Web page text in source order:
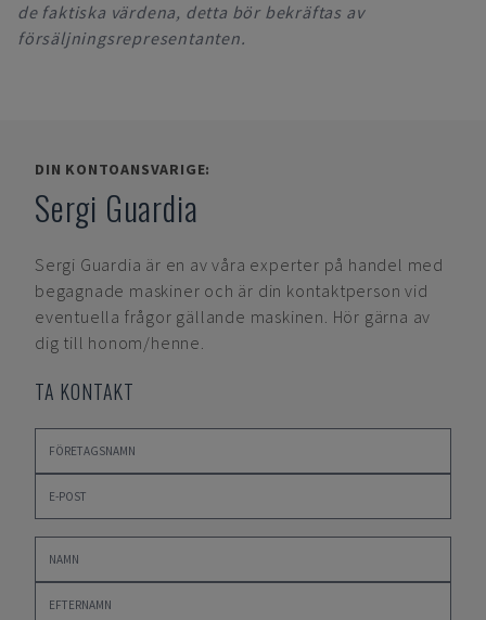
de faktiska värdena, detta bör bekräftas av
försäljningsrepresentanten.
DIN KONTOANSVARIGE:
Sergi Guardia
Sergi Guardia är en av våra experter på handel med
begagnade maskiner och är din kontaktperson vid
eventuella frågor gällande maskinen. Hör gärna av
dig till honom/henne.
TA KONTAKT